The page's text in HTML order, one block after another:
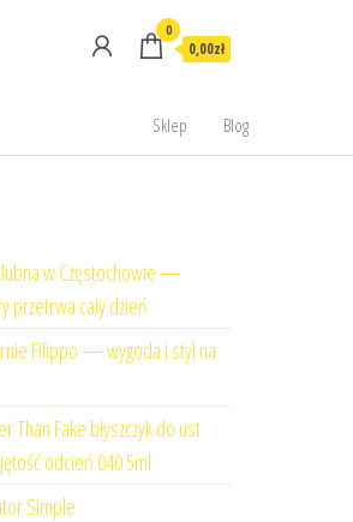
0
0,00zł
Sklep Blog
w Częstochowie —
przetrwa cały dzień
Filippo — wygoda i styl na
Than Fake błyszczyk do ust
odcień 040 5ml
Simple